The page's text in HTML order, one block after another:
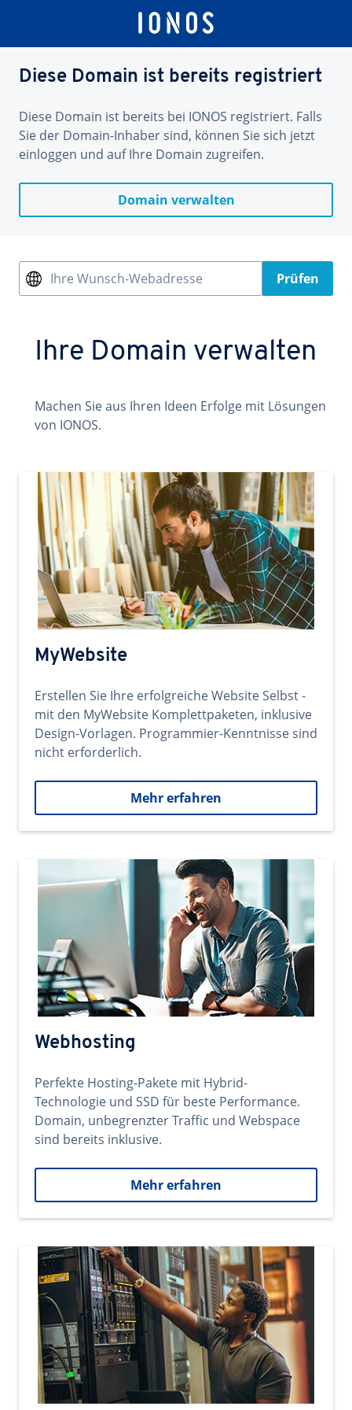
Diese Domain ist bereits registriert
Diese Domain ist bereits bei IONOS registriert. Falls
Sie der Domain-Inhaber sind, können Sie sich jetzt
einloggen und auf Ihre Domain zugreifen.
Domain verwalten
Ihre Wunsch-Webadresse Prüfen
Ihre Domain verwalten
Machen Sie aus Ihren Ideen Erfolge mit Lösungen
von IONOS.
MyWebsite
Erstellen Sie Ihre erfolgreiche Website Selbst -
mit den MyWebsite Komplettpaketen, inklusive
Design-Vorlagen. Programmier-Kenntnisse sind
nicht erforderlich.
Mehr erfahren
Webhosting
Perfekte Hosting-Pakete mit Hybrid-
Technologie und SSD für beste Performance.
Domain, unbegrenzter Traffic und Webspace
sind bereits inklusive.
Mehr erfahren